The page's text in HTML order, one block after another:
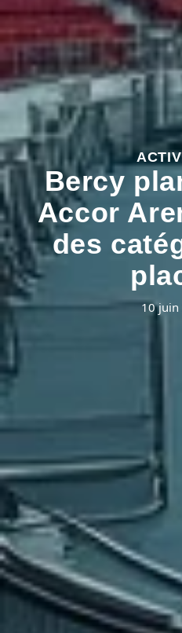
Bercy
Accor
des
10 juin